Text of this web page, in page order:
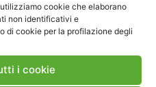
cookie che elaborano
non identificativi e
di cookie per la profilazione degli
i cookie